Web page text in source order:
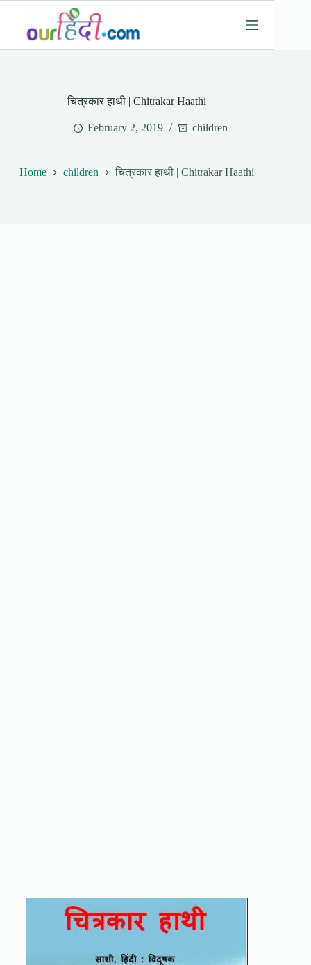
content
चित्रकार हाथी | Chitrakar Haathi
February 2, 2019 children
Home children चित्रकार हाथी | Chitrakar Haathi